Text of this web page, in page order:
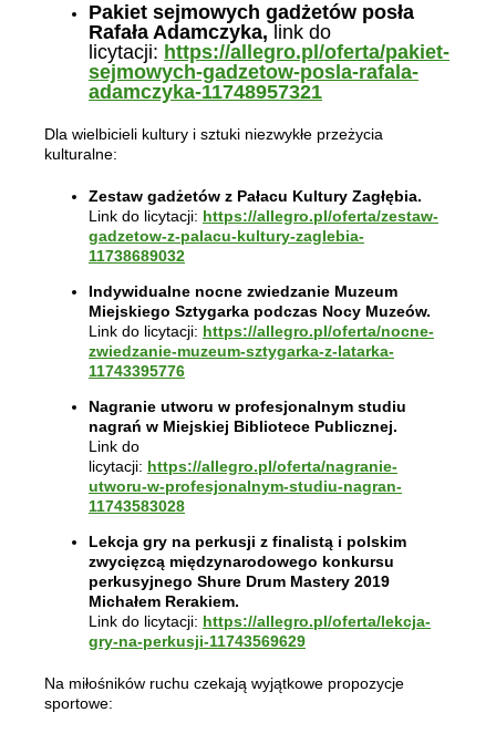
Pakiet sejmowych gadżetów posła
Rafała Adamczyka, link do
licytacji: https://allegro.pl/oferta/pakiet-
sejmowych-gadzetow-posla-rafala-
adamczyka-11748957321
Dla wielbicieli kultury i sztuki niezwykłe przeżycia
kulturalne:
Zestaw gadżetów z Pałacu Kultury Zagłębia.
Link do licytacji: https://allegro.pl/oferta/zestaw-
gadzetow-z-palacu-kultury-zaglebia-
11738689032
Indywidualne nocne zwiedzanie Muzeum
Miejskiego Sztygarka podczas Nocy Muzeów.
Link do licytacji: https://allegro.pl/oferta/nocne-
zwiedzanie-muzeum-sztygarka-z-latarka-
11743395776
Nagranie utworu w profesjonalnym studiu
nagrań w Miejskiej Bibliotece Publicznej.
Link do
licytacji: https://allegro.pl/oferta/nagranie-
utworu-w-profesjonalnym-studiu-nagran-
11743583028
Lekcja gry na perkusji z finalistą i polskim
zwycięzcą międzynarodowego konkursu
perkusyjnego Shure Drum Mastery 2019
Michałem Rerakiem.
Link do licytacji: https://allegro.pl/oferta/lekcja-
gry-na-perkusji-11743569629
Na miłośników ruchu czekają wyjątkowe propozycje
sportowe: